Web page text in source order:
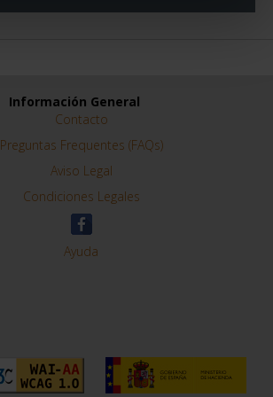
Información General
Contacto
Preguntas Frequentes (FAQs)
Aviso Legal
Condiciones Legales
Ayuda